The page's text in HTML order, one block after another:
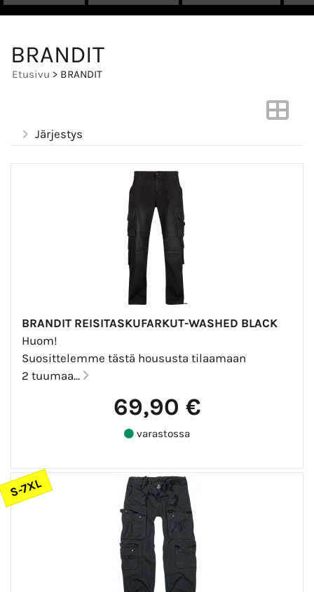
BRANDIT
Etusivu > BRANDIT
Järjestys
BRANDIT REISITASKUFARKUT-WASHED BLACK
Huom!
Suosittelemme tästä housusta tilaamaan
2 tuumaa...
69,90 €
varastossa
S-7XL